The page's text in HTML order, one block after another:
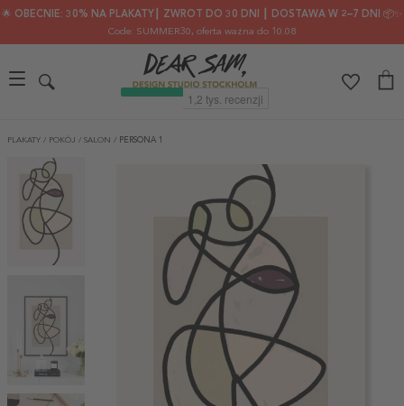
🌟 OBECNIE: 30% NA PLAKATY┃ ZWROT DO 30 DNI ┃ DOSTAWA W 2–7 DNI 📦✨
Code: SUMMER30, oferta ważna do 10.08
PLAKATY / POKÓJ / SALON / PERSONA 1